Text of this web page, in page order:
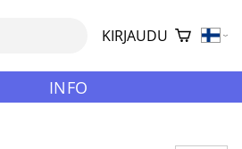
KIRJAUDU
INFO